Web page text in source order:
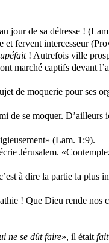
jour de sa détresse !
et fervent intercesseur
! Autrefois ville
ont marché captifs devant
de moquerie pour ses
de se moquer.
(Lam. 1:9).
Jérusalem.
à dire la partie la plus
! Que Dieu rende nos
ne se dût faire», il était